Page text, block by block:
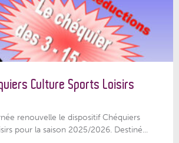
Culture Sports Loisirs
renouvelle le dispositif Chéquiers
pour la saison 2025/2026. Destiné...